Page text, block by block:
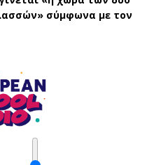
σύμφωνα με τον